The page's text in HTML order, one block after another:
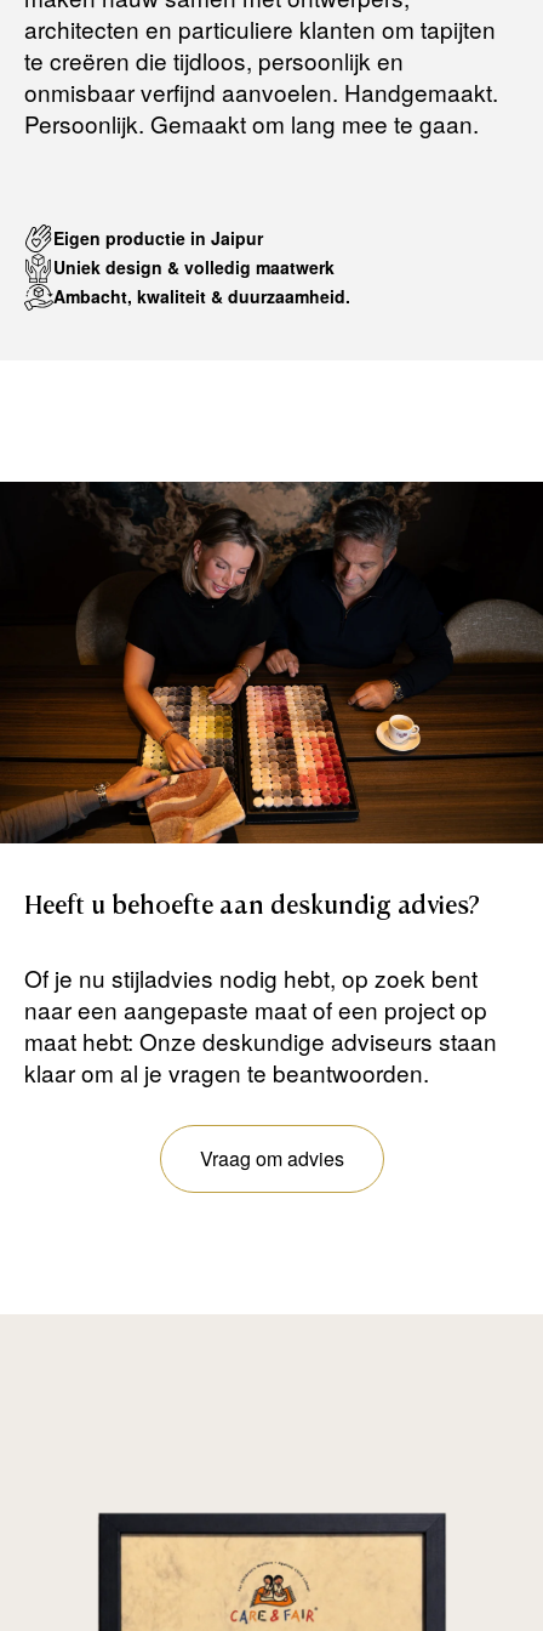
architecten en particuliere klanten om tapijten
te creëren die tijdloos, persoonlijk en
onmisbaar verfijnd aanvoelen. Handgemaakt.
Persoonlijk. Gemaakt om lang mee te gaan.
Eigen productie in Jaipur
Uniek design & volledig maatwerk
Ambacht, kwaliteit & duurzaamheid.
Heeft u behoefte aan deskundig advies?
Of je nu stijladvies nodig hebt, op zoek bent
naar een aangepaste maat of een project op
maat hebt: Onze deskundige adviseurs staan ​​
klaar om al je vragen te beantwoorden.
Vraag om advies